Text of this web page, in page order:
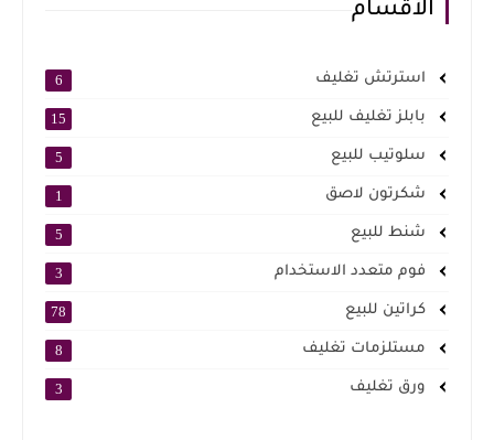
الأقسام
استرتش تغليف 6
بابلز تغليف للبيع 15
سلوتيب للبيع 5
شكرتون لاصق 1
شنط للبيع 5
فوم متعدد الاستخدام 3
كراتين للبيع 78
مستلزمات تغليف 8
ورق تغليف 3